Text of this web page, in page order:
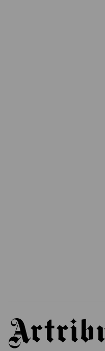
Artribune